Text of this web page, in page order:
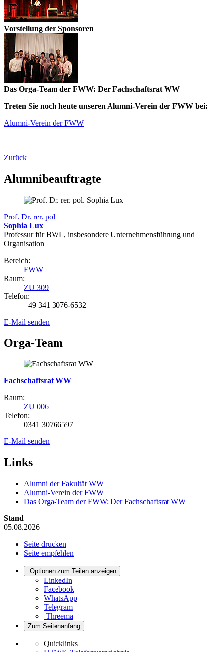
Vorstellung der Sponsoren
Das Orga-Team der FWW: Der Fachschaftsrat WW
Treten Sie noch heute unseren Alumni-Verein der FWW bei:
Alumni-Verein der FWW
Zurück
Alumnibeauftragte
Prof. Dr. rer. pol.
Sophia Lux
Professur für BWL, insbesondere Unternehmensführung und
Organisation
Bereich:
FWW
Raum:
ZU 309
Telefon:
+49 341 3076-6532
E-Mail senden
Orga-Team
Fachschaftsrat WW
Raum:
ZU 006
Telefon:
0341 30766597
E-Mail senden
Links
Alumni der Fakultät WW
Alumni-Verein der FWW
Das Orga-Team der FWW: Der Fachschaftsrat WW
Stand
05.08.2026
Seite drucken
Seite empfehlen
Optionen zum Teilen anzeigen
LinkedIn
Facebook
WhatsApp
Telegram
Threema
Zum Seitenanfang
Quicklinks